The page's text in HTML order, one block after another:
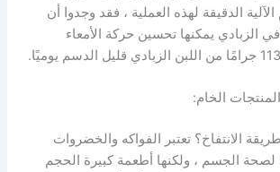
الدقيقة لهذه العملية ، فقد وجدوا أن
في الزبادي يمكنها تحسين حركة الأمعاء
الخام:
الانتفاخ؟ تعتبر الفواكه والخضروات
لصحة الجسم ، ولكنها أطعمة كبيرة الحجم